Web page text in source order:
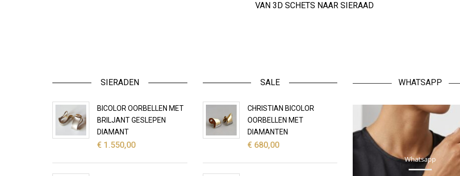
VAN 3D SCHETS NAAR SIERAAD
SIERADEN
BICOLOR OORBELLEN MET
BRILJANT GESLEPEN
DIAMANT
€ 1.550,00
SALE
CHRISTIAN BICOLOR
OORBELLEN MET
DIAMANTEN
€680,00
WHATSAPP
Whatsapp